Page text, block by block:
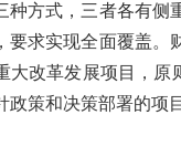
种方式，三者各有侧
要求实现全面覆盖。
大改革发展项目，
政策和决策部署的项